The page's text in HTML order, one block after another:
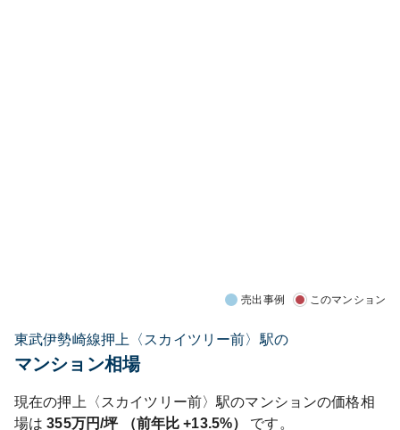
売出事例 このマンション
東武伊勢崎線押上〈スカイツリー前〉駅の
マンション相場
現在の押上〈スカイツリー前〉駅のマンションの価格相
場は 355万円/坪 （前年比+13.5%）
です。